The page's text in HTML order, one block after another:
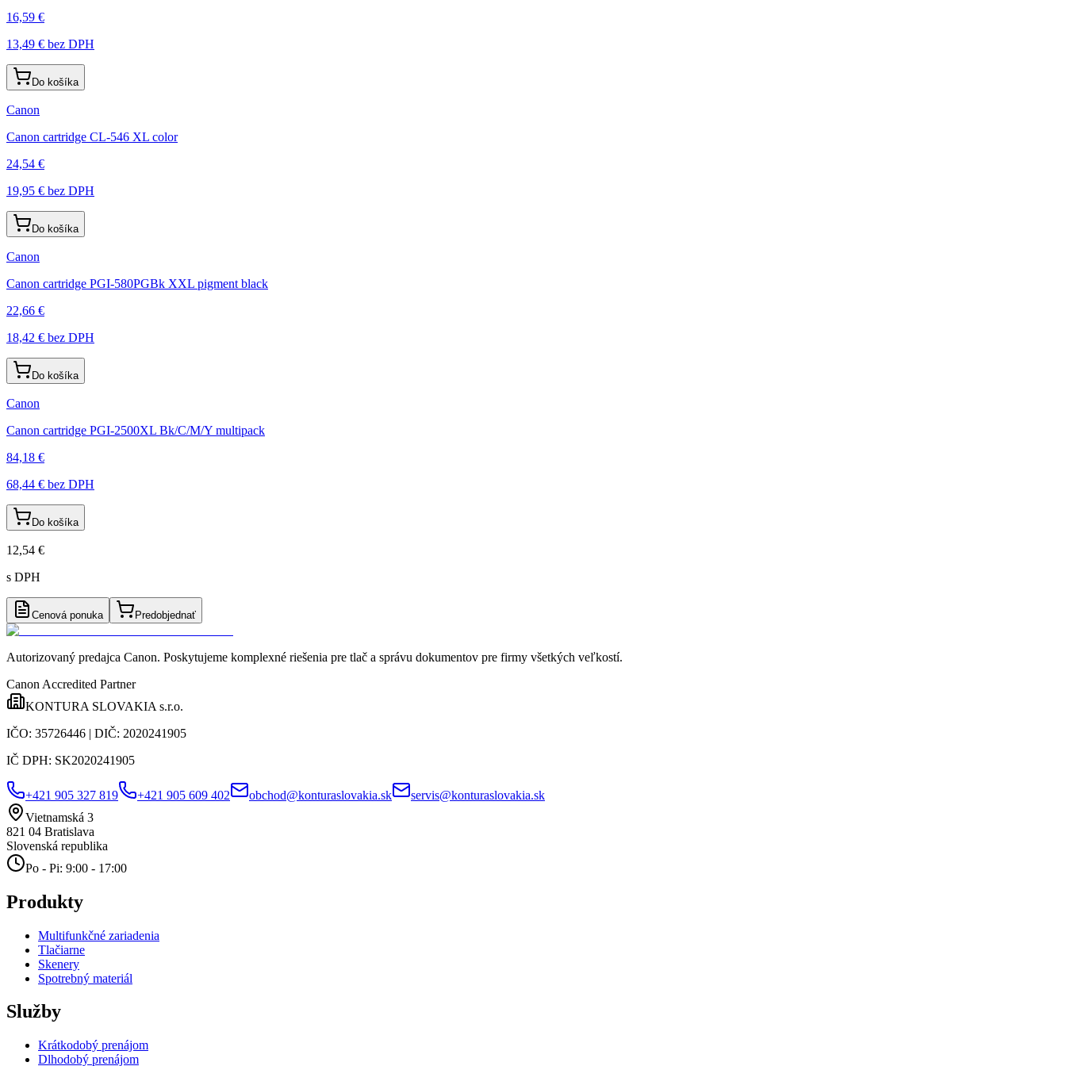
16,59 €
13,49 € bez DPH
Do košíka
Canon
Canon cartridge CL-546 XL color
24,54 €
19,95 € bez DPH
Do košíka
Canon
Canon cartridge PGI-580PGBk XXL pigment black
22,66 €
18,42 € bez DPH
Do košíka
Canon
Canon cartridge PGI-2500XL Bk/C/M/Y multipack
84,18 €
68,44 € bez DPH
Do košíka
12,54 €
s DPH
Cenová ponuka Predobjednať
Autorizovaný predajca Canon. Poskytujeme komplexné riešenia pre tlač a správu dokumentov pre firmy všetkých veľkostí.
Canon Accredited Partner
KONTURA SLOVAKIA s.r.o.
IČO: 35726446 | DIČ: 2020241905
IČ DPH: SK2020241905
+421 905 327 819 +421 905 609 402 obchod@konturaslovakia.sk
servis@konturaslovakia.sk
Vietnamská 3
821 04 Bratislava
Slovenská republika
Po - Pi: 9:00 - 17:00
Produkty
Multifunkčné zariadenia
Tlačiarne
Skenery
Spotrebný materiál
Služby
Krátkodobý prenájom
Dlhodobý prenájom